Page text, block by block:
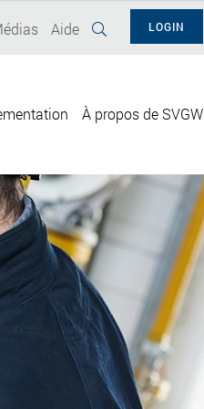
LOGIN
Aide
À propos de SVGW